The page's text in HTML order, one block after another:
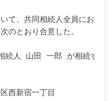
て、共同相続人全員におい
のとおり合意した。
続人 山田 一郎 が相続する
西新宿一丁目